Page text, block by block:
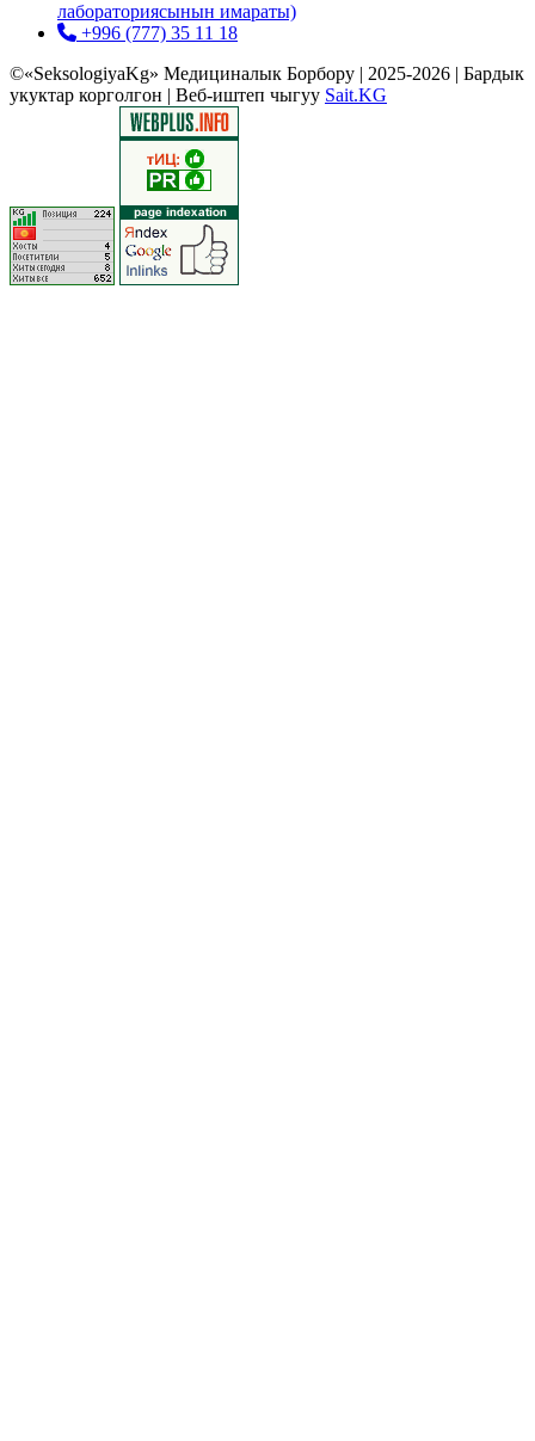
лабораториясынын имараты)
+996 (777) 35 11 18
©«SeksologiyaKg» Медициналык Борбору | 2025-2026 | Бардык
укуктар корголгон | Веб-иштеп чыгуу Sait.KG